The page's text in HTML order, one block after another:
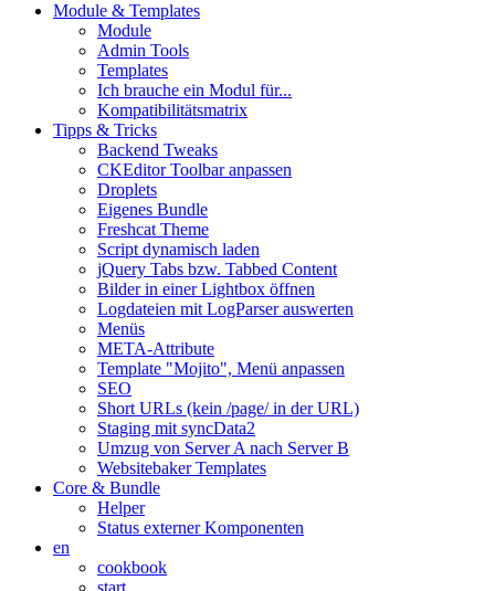
Module & Templates
Module
Admin Tools
Templates
Ich brauche ein Modul für...
Kompatibilitätsmatrix
Tipps & Tricks
Backend Tweaks
CKEditor Toolbar anpassen
Droplets
Eigenes Bundle
Freshcat Theme
Script dynamisch laden
jQuery Tabs bzw. Tabbed Content
Bilder in einer Lightbox öffnen
Logdateien mit LogParser auswerten
Menüs
META-Attribute
Template "Mojito", Menü anpassen
SEO
Short URLs (kein /page/ in der URL)
Staging mit syncData2
Umzug von Server A nach Server B
Websitebaker Templates
Core & Bundle
Helper
Status externer Komponenten
en
cookbook